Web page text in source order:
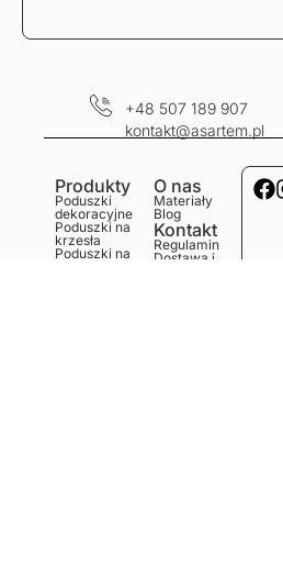
+48 507 189 907
kontakt@asartem.pl
Produkty
Poduszki
dekoracyjne
Poduszki na
krzesła
Poduszki na
O nas
Materiały
Blog
Kontakt
Regulamin
Dostawa i